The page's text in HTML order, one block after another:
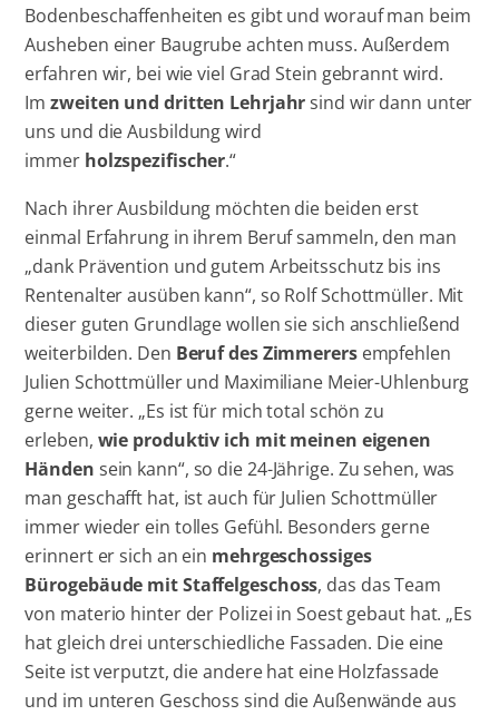
Bodenbeschaffenheiten es gibt und worauf man beim
Ausheben einer Baugrube achten muss. Außerdem
erfahren wir, bei wie viel Grad Stein gebrannt wird.
Imzweiten und dritten Lehrjahrsind wir dann unter
uns und die Ausbildung wird
immer holzspezifischer.“
Nach ihrer Ausbildung möchten die beiden erst
einmal Erfahrung in ihrem Beruf sammeln, den man
„dank Prävention und gutem Arbeitsschutz bis ins
Rentenalter ausüben kann“, so Rolf Schottmüller. Mit
dieser guten Grundlage wollen sie sich anschließend
weiterbilden. Den Beruf des Zimmerersempfehlen
Julien Schottmüller und Maximiliane Meier-Uhlenburg
gerne weiter. „Es ist für mich total schön zu
erleben, wie produktiv ich mit meinen eigenen
Händen sein kann“, so die 24-Jährige. Zu sehen, was
man geschafft hat, ist auch für Julien Schottmüller
immer wieder ein tolles Gefühl. Besonders gerne
erinnert er sich an ein mehrgeschossiges
Bürogebäude mit Staffelgeschoss, das das Team
von materio hinter der Polizei in Soest gebaut hat. „Es
hat gleich drei unterschiedliche Fassaden. Die eine
Seite ist verputzt, die andere hat eine Holzfassade
und im unteren Geschoss sind die Außenwände aus